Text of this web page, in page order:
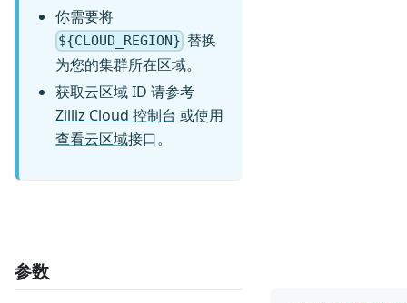
你需要将
${CLOUD_REGION} 替换
为您的集群所在区域。
获取云区域 ID 请参考
Zilliz Cloud 控制台 或使用
查看云区域接口。
参数